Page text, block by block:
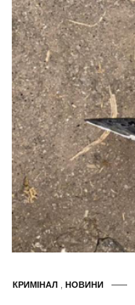
КРИМІНАЛ НОВИНИ